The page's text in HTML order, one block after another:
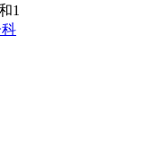
1
科